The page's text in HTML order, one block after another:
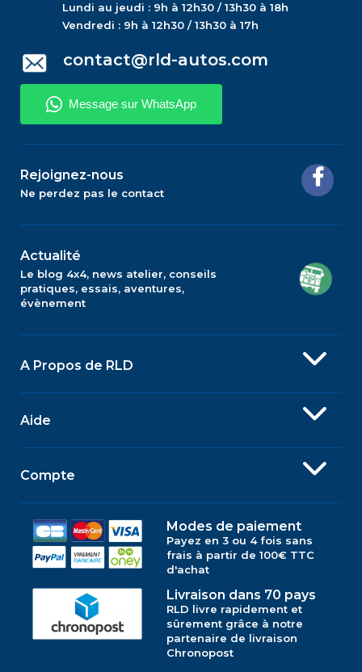
Lundi au jeudi : 9h à 12h30 / 13h30 à 18h
Vendredi : 9h à 12h30 / 13h30 à 17h
contact@rld-autos.com
Rejoignez-nous
Ne perdez pas le contact
Actualité
Le blog 4x4, news atelier, conseils
pratiques, essais, aventures,
évènement
A Propos de RLD
Aide
Compte
Modes de paiement
Payez en 3 ou 4 fois sans
frais à partir de 100€ TTC
d'achat
Livraison dans 70 pays
RLD livre rapidement et
sûrement grâce à notre
partenaire de livraison
Chronopost